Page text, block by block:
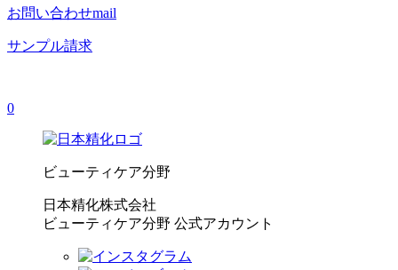
お問い合わせmail
サンプル請求
0
ビューティケア分野
日本精化株式会社
ビューティケア分野 公式アカウント